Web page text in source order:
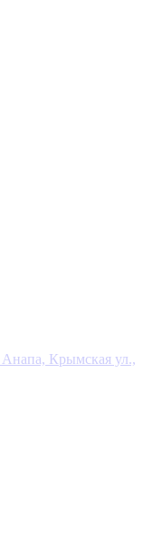
Крымская ул.,